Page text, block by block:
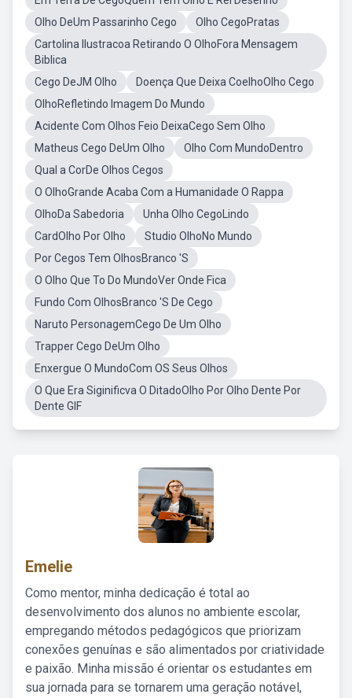
Olho DeUm Passarinho Cego
Olho CegoPratas
Cartolina Ilustracoa Retirando O OlhoFora Mensagem
Biblica
Cego DeJM Olho
Doença Que Deixa CoelhoOlho Cego
OlhoRefletindo Imagem Do Mundo
Acidente Com Olhos Feio DeixaCego Sem Olho
Matheus Cego DeUm Olho
Olho Com MundoDentro
Qual a CorDe Olhos Cegos
O OlhoGrande Acaba Com a Humanidade O Rappa
OlhoDa Sabedoria
Unha Olho CegoLindo
CardOlho Por Olho
Studio OlhoNo Mundo
Por Cegos Tem OlhosBranco 'S
O Olho Que To Do MundoVer Onde Fica
Fundo Com OlhosBranco 'S De Cego
Naruto PersonagemCego De Um Olho
Trapper Cego DeUm Olho
Enxergue O MundoCom OS Seus Olhos
O Que Era Siginificva O DitadoOlho Por Olho Dente Por
Dente GIF
Emelie
Como mentor, minha dedicação é total ao
desenvolvimento dos alunos no ambiente escolar,
empregando métodos pedagógicos que priorizam
conexões genuínas e são alimentados por criatividade
e paixão. Minha missão é orientar os estudantes em
sua jornada para se tornarem uma geração notável,